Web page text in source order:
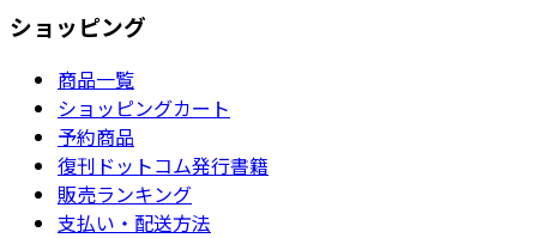
ショッピング
商品一覧
ショッピングカート
予約商品
復刊ドットコム発行書籍
販売ランキング
支払い・配送方法